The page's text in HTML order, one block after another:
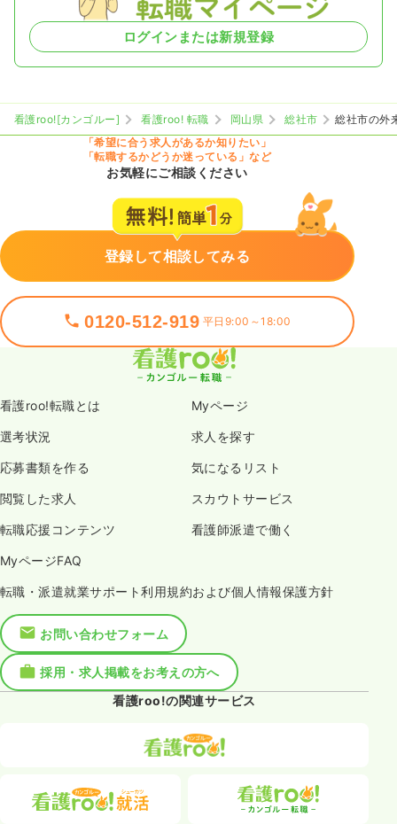
ログインまたは新規登録
看護roo![カンゴルー] 看護roo! 転職 岡山県 総社市
総社市の外
「希望に合う求人があるか知りたい」
「転職するかどうか迷っている」など
お気軽にご相談ください
登録して相談してみる
0120-512-919 平日9:00～18:00
看護roo!転職とは Myページ
選考状況 求人を探す
応募書類を作る 気になるリスト
閲覧した求人 スカウトサービス
転職応援コンテンツ 看護師派遣で働く
MyページFAQ
転職・派遣就業サポート利用規約および個人情報保護方針
お問い合わせフォーム
採用・求人掲載をお考えの方へ
看護roo!の関連サービス